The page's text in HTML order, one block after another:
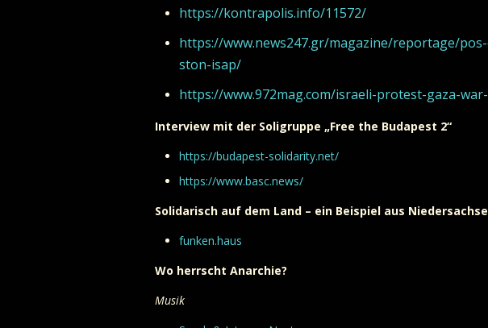
https://kontrapolis.info/11572/
https://www.news247.gr/magazine/reportage/
ston-isap/
https://www.972mag.com/israeli-protest-gaza-
Interview mit der Soligruppe „Free the Budapest 2“
https://budapest-solidarity.net/
https://www.basc.news/
Solidarisch auf dem Land – ein Beispiel aus
funken.haus
Wo herrscht Anarchie?
Musik